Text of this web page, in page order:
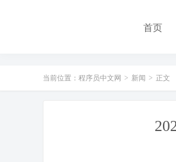
首页
当前位置： 程序员中文网 > 新闻 > 正文